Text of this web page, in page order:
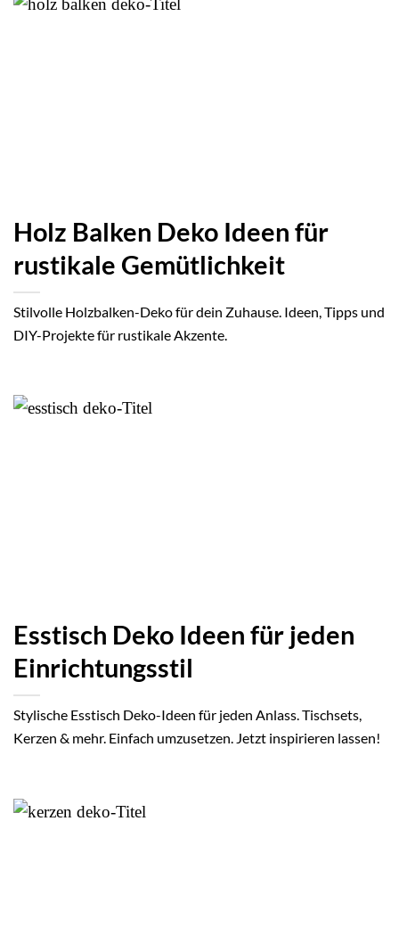
Holz Balken Deko Ideen für
rustikale Gemütlichkeit
Stilvolle Holzbalken-Deko für dein Zuhause. Ideen, Tipps und
DIY-Projekte für rustikale Akzente.
Esstisch Deko Ideen für jeden
Einrichtungsstil
Stylische Esstisch Deko-Ideen für jeden Anlass. Tischsets,
Kerzen & mehr. Einfach umzusetzen. Jetzt inspirieren lassen!